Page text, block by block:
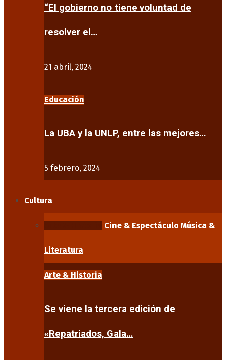
“El gobierno no tiene voluntad de
resolver el…
21 abril, 2024
Educación
La UBA y la UNLP, entre las mejores…
5 febrero, 2024
Cultura
Cine & Espectáculo Música &
Literatura
Arte & Historia
Se viene la tercera edición de
«Repatriados, Gala…